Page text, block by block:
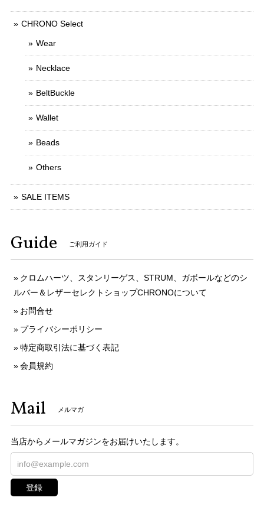
CHRONO Select
Wear
Necklace
BeltBuckle
Wallet
Beads
Others
SALE ITEMS
Guide ご利用ガイド
クロムハーツ、スタンリーゲス、STRUM、ガボールなどのシ
ルバー＆レザーセレクトショップCHRONOについて
お問合せ
プライバシーポリシー
特定商取引法に基づく表記
会員規約
Mail メルマガ
当店からメールマガジンをお届けいたします。
登録